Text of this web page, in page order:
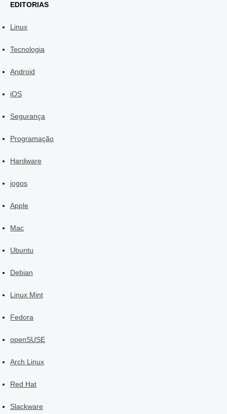
EDITORIAS
Linux
Tecnologia
Android
iOS
Segurança
Programação
Hardware
jogos
Apple
Mac
Ubuntu
Debian
Linux Mint
Fedora
openSUSE
Arch Linux
Red Hat
Slackware